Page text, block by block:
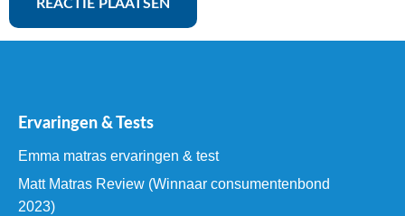
Ervaringen & Tests
Emma matras ervaringen & test
Matt Matras Review (Winnaar consumentenbond
2023)